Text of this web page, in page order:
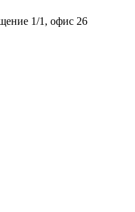
1/1, офис 26